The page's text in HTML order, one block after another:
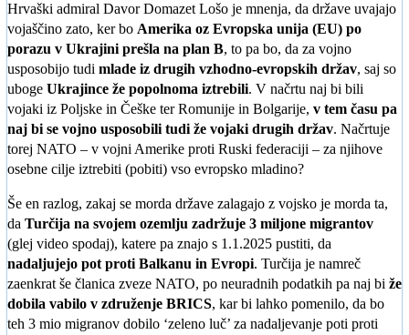
Hrvaški admiral Davor Domazet Lošo je mnenja, da države uvajajo
vojaščino zato, ker bo Amerika oz Evropska unija (EU) po
porazu v Ukrajini prešla na plan B, to pa bo, da za vojno
usposobijo tudi mlade iz drugih vzhodno-evropskih držav, saj so
uboge Ukrajince že popolnoma iztrebili. V načrtu naj bi bili
vojaki iz Poljske in Češke ter Romunije in Bolgarije, v tem času pa
naj bi se vojno usposobili tudi že vojaki drugih držav. Načrtuje
torej NATO – v vojni Amerike proti Ruski federaciji – za njihove
osebne cilje iztrebiti (pobiti) vso evropsko mladino?
Še en razlog, zakaj se morda države zalagajo z vojsko je morda ta,
da Turčija na svojem ozemlju zadržuje 3 miljone migrantov
(glej video spodaj), katere pa znajo s 1.1.2025 pustiti, da
nadaljujejo pot proti Balkanu in Evropi. Turčija je namreč
zaenkrat še članica zveze NATO, po neuradnih podatkih pa naj bi že
dobila vabilo v združenje BRICS, kar bi lahko pomenilo, da bo
teh 3 mio migranov dobilo ‘zeleno luč’ za nadaljevanje poti proti